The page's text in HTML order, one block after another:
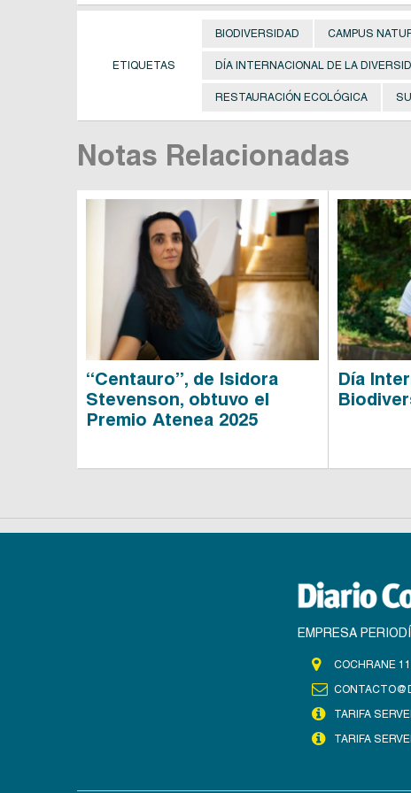
ETIQUETAS
BIODIVERSIDAD CAMPUS
DÍA INTERNACIONAL DE LA
RESTAURACIÓN ECOLÓGICA
Notas Relacionadas
“Centauro”, de Isidora
Stevenson, obtuvo el
Premio Atenea 2025
Día
EMPRESA
COCHRANE
TARIFA
TARIFA